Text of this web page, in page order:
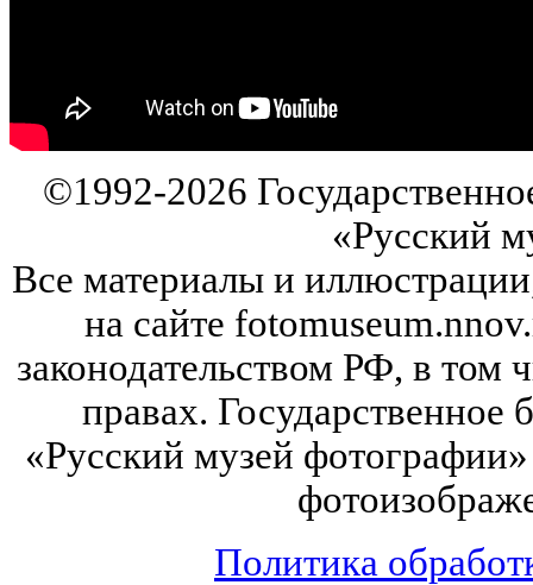
©1992-2026
«Русский
Все материалы и
на сайте
законодательством РФ, в том
правах.
«Русский музей
Политика